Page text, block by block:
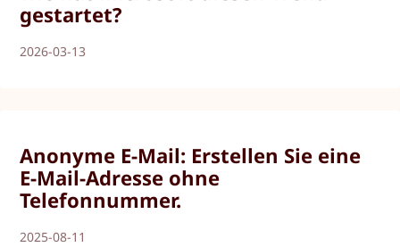
gestartet?
2026-03-13
Anonyme E-Mail: Erstellen Sie eine
E-Mail-Adresse ohne
Telefonnummer.
2025-08-11